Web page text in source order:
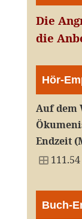
Die
die
Hör-
Auf dem
Endzeit
111.54
Buch-